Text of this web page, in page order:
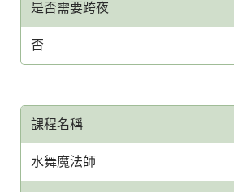
是否需要跨夜
否
課程名稱
水舞魔法師